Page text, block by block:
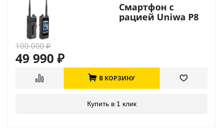
Смартфон с
рацией Uniwa P8
100 000₽
49 990 ₽
В КОРЗИНУ
Купить в 1 клик